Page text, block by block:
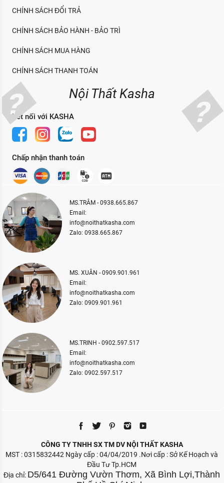
CHÍNH SÁCH ĐỔI TRẢ
CHÍNH SÁCH BẢO HÀNH - BẢO TRÌ
CHÍNH SÁCH MUA HÀNG
CHÍNH SÁCH THANH TOÁN
Nội Thất Kasha
Kết nối với KASHA
Chấp nhận thanh toán
MS.TRÂM - 0938.665.867
Email:
info@noithatkasha.com
Zalo: 0938.665.867
MS. XUÂN - 0909.901.961
Email:
info@noithatkasha.com
Zalo: 0909.901.961
MS.TRINH - 0902.597.517
Email:
info@noithatkasha.com
Zalo: 0902.597.517
CÔNG TY TNHH SX TM DV NỘI THẤT KASHA
MST : 0315832442 Ngày cấp : 04/04/2019 .Nơi cấp : Sở Kế Hoạch và
Đầu Tư Tp.HCM
Địa chỉ: D5/641 Đường Vườn Thơm, Xã Bình Lợi,Thành